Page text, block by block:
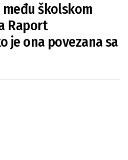
školskom
Raport
je ona povezana sa